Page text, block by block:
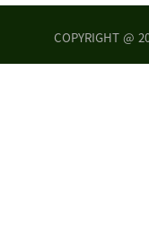
COPYRIGHT @